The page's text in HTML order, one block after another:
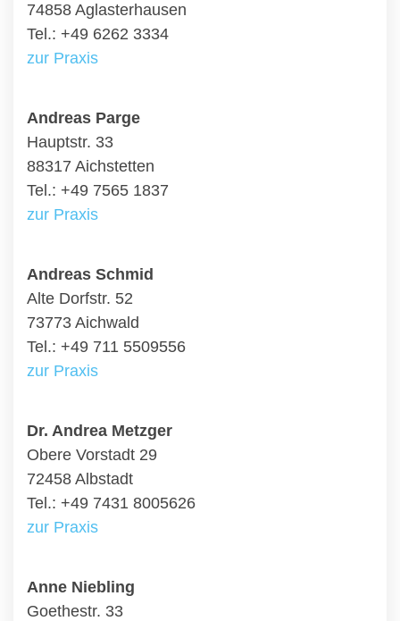
74858 Aglasterhausen
Tel.: +49 6262 3334
zur Praxis
Andreas Parge
Hauptstr. 33
88317 Aichstetten
Tel.: +49 7565 1837
zur Praxis
Andreas Schmid
Alte Dorfstr. 52
73773 Aichwald
Tel.: +49 711 5509556
zur Praxis
Dr. Andrea Metzger
Obere Vorstadt 29
72458 Albstadt
Tel.: +49 7431 8005626
zur Praxis
Anne Niebling
Goethestr. 33